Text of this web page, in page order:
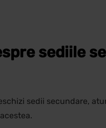
sediile
sedii secundare,